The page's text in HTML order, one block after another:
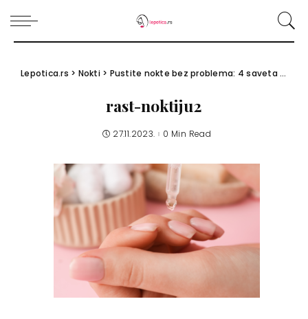
Lepotica.rs > Nokti> Pustite nokte bez problema: 4 saveta za brži rast noktiju
rast-noktiju2
27.11.2023. 0 Min Read